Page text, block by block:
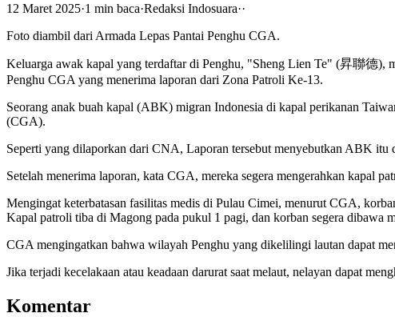
12 Maret 2025·1 min baca·Redaksi Indosuara··
Foto diambil dari Armada Lepas Pantai Penghu CGA.
Keluarga awak kapal yang terdaftar di Penghu, "Sheng Lien Te" (昇聯德),
Penghu CGA yang menerima laporan dari Zona Patroli Ke-13.
Seorang anak buah kapal (ABK) migran Indonesia di kapal perikanan
(CGA).
Seperti yang dilaporkan dari CNA, Laporan tersebut menyebutkan ABK itu
Setelah menerima laporan, kata CGA, mereka segera mengerahkan kapal
Mengingat keterbatasan fasilitas medis di Pulau Cimei, menurut CGA,
Kapal patroli tiba di Magong pada pukul 1 pagi, dan korban segera dibawa
CGA mengingatkan bahwa wilayah Penghu yang dikelilingi lautan dapat
Jika terjadi kecelakaan atau keadaan darurat saat melaut, nelayan dapat
Komentar